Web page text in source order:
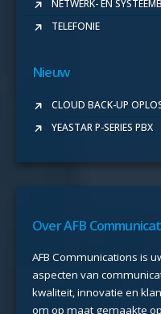
NETWERK- EN
TELEFONIE
Nieuw
CLOUD BACK-UP
YEASTAR P-SERIES PBX
Over AFB
AFB Communications is
aspecten van
kwaliteit, innovatie en
om op maat gemaakte